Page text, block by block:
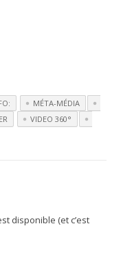
MÉTA-MÉDIA
VIDEO 360°
disponible (et c’est